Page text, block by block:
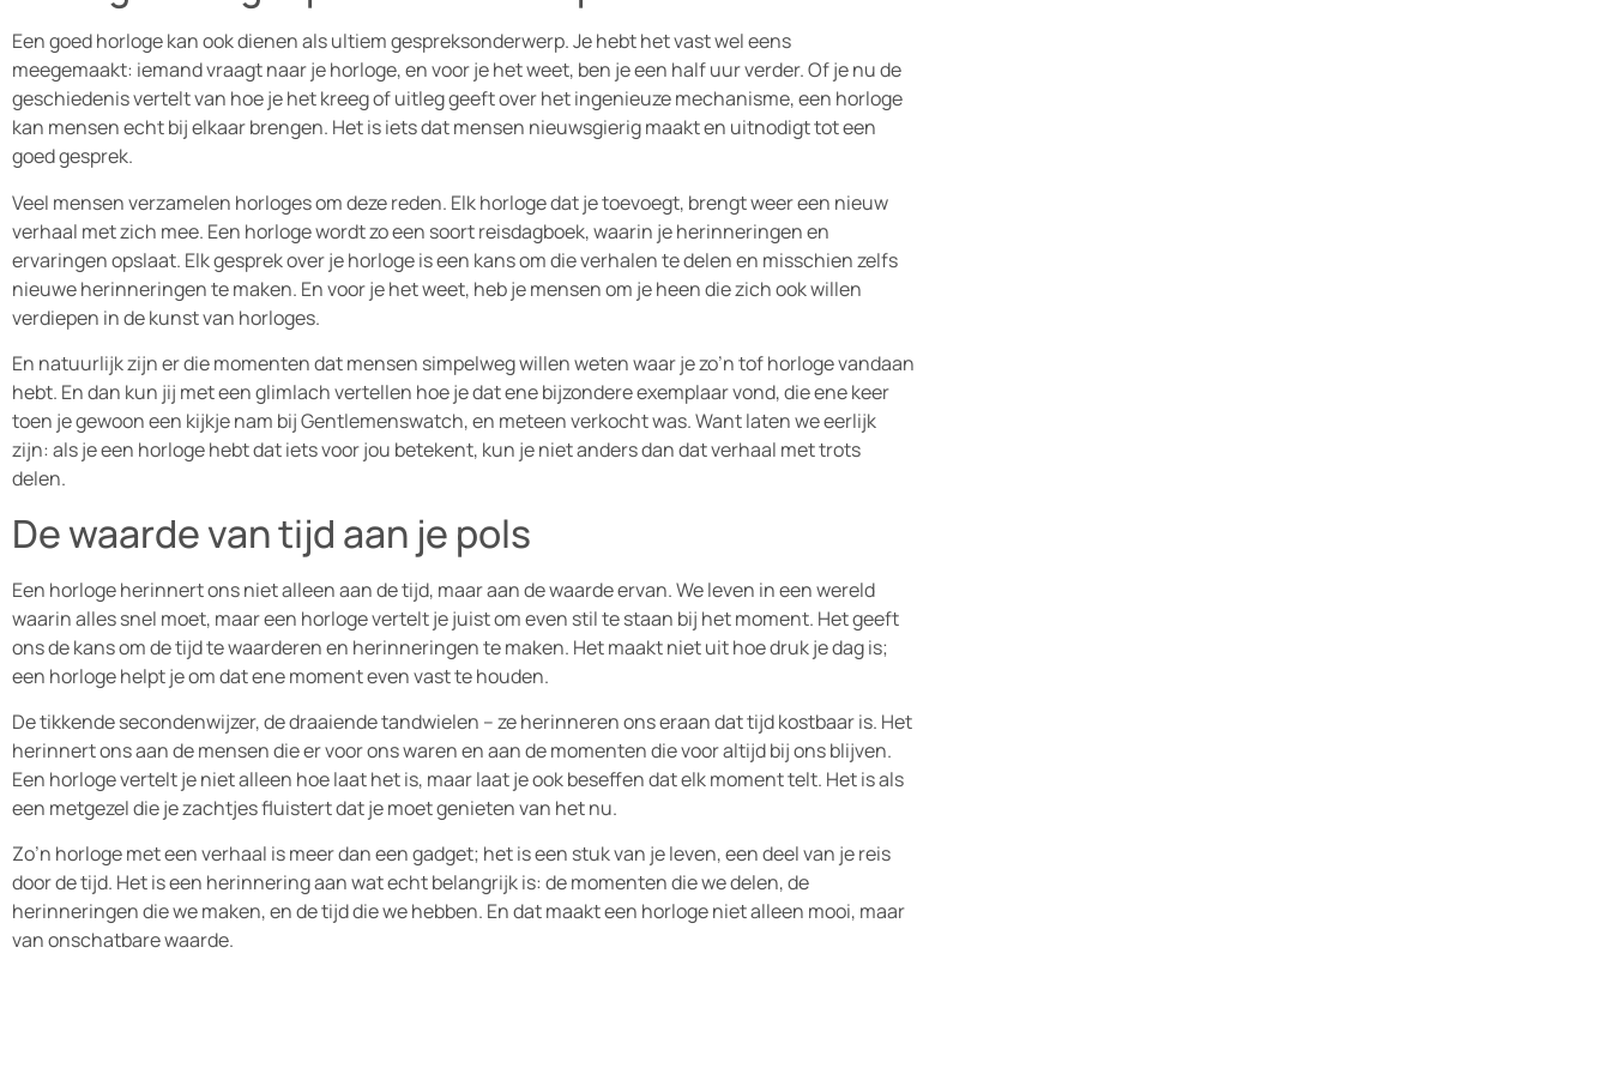
Een goed horloge kan ook dienen als ultiem gespreksonderwerp. Je hebt het vast wel eens
meegemaakt: iemand vraagt naar je horloge, en voor je het weet, ben je een half uur verder. Of je nu de
geschiedenis vertelt van hoe je het kreeg of uitleg geeft over het ingenieuze mechanisme, een horloge
kan mensen echt bij elkaar brengen. Het is iets dat mensen nieuwsgierig maakt en uitnodigt tot een
goed gesprek.
Veel mensen verzamelen horloges om deze reden. Elk horloge dat je toevoegt, brengt weer een nieuw
verhaal met zich mee. Een horloge wordt zo een soort reisdagboek, waarin je herinneringen en
ervaringen opslaat. Elk gesprek over je horloge is een kans om die verhalen te delen en misschien zelfs
nieuwe herinneringen te maken. En voor je het weet, heb je mensen om je heen die zich ook willen
verdiepen in de kunst van horloges.
En natuurlijk zijn er die momenten dat mensen simpelweg willen weten waar je zo’n tof horloge vandaan
hebt. En dan kun jij met een glimlach vertellen hoe je dat ene bijzondere exemplaar vond, die ene keer
toen je gewoon een kijkje nam bij Gentlemenswatch, en meteen verkocht was. Want laten we eerlijk
zijn: als je een horloge hebt dat iets voor jou betekent, kun je niet anders dan dat verhaal met trots
delen.
De waarde van tijd aan je pols
Een horloge herinnert ons niet alleen aan de tijd, maar aan de waarde ervan. We leven in een wereld
waarin alles snel moet, maar een horloge vertelt je juist om even stil te staan bij het moment. Het geeft
ons de kans om de tijd te waarderen en herinneringen te maken. Het maakt niet uit hoe druk je dag is;
een horloge helpt je om dat ene moment even vast te houden.
De tikkende secondenwijzer, de draaiende tandwielen – ze herinneren ons eraan dat tijd kostbaar is. Het
herinnert ons aan de mensen die er voor ons waren en aan de momenten die voor altijd bij ons blijven.
Een horloge vertelt je niet alleen hoe laat het is, maar laat je ook beseffen dat elk moment telt. Het is als
een metgezel die je zachtjes fluistert dat je moet genieten van het nu.
Zo’n horloge met een verhaal is meer dan een gadget; het is een stuk van je leven, een deel van je reis
door de tijd. Het is een herinnering aan wat echt belangrijk is: de momenten die we delen, de
herinneringen die we maken, en de tijd die we hebben. En dat maakt een horloge niet alleen mooi, maar
van onschatbare waarde.